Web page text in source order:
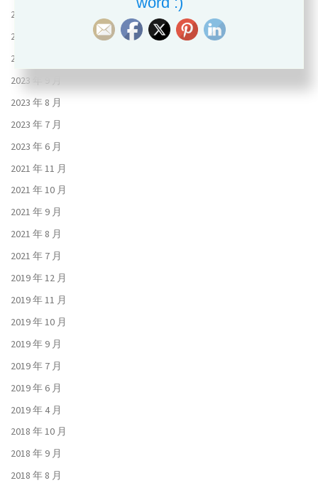
2024 年 6 月
2023 年 11 月
2023 年 10 月
2023 年 9 月
2023 年 8 月
2023 年 7 月
2023 年 6 月
2021 年 11 月
2021 年 10 月
2021 年 9 月
2021 年 8 月
2021 年 7 月
2019 年 12 月
2019 年 11 月
2019 年 10 月
2019 年 9 月
2019 年 7 月
2019 年 6 月
2019 年 4 月
2018 年 10 月
2018 年 9 月
2018 年 8 月